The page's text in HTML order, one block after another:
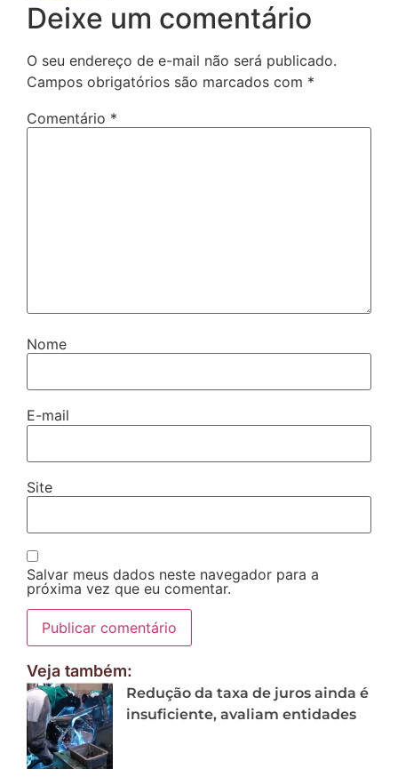
Deixe um comentário
O seu endereço de e-mail não será publicado.
Campos obrigatórios são marcados com *
Comentário *
Nome
E-mail
Site
Salvar meus dados neste navegador para a
próxima vez que eu comentar.
Veja também:
Redução da taxa de juros ainda é
insuficiente, avaliam entidades